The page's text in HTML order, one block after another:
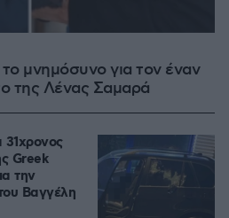
μνημόσυνο για τον έναν
της Λένας Σαμαρά
Greek
την
Βαγγέλη